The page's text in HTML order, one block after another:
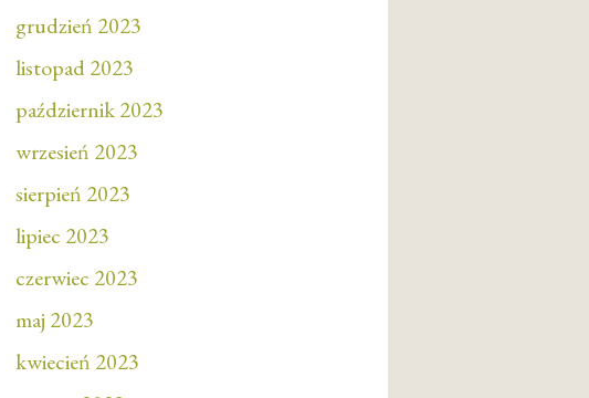
grudzień 2023
listopad 2023
październik 2023
wrzesień 2023
sierpień 2023
lipiec 2023
czerwiec 2023
maj 2023
kwiecień 2023